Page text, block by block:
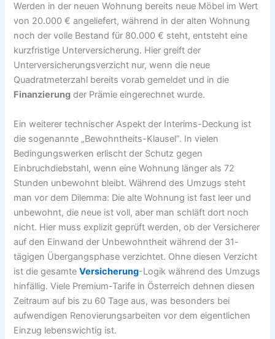
Werden in der neuen Wohnung bereits neue Möbel im Wert
von 20.000 € angeliefert, während in der alten Wohnung
noch der volle Bestand für 80.000 € steht, entsteht eine
kurzfristige Unterversicherung. Hier greift der
Unterversicherungsverzicht nur, wenn die neue
Quadratmeterzahl bereits vorab gemeldet und in die
Finanzierung der Prämie eingerechnet wurde.
Ein weiterer technischer Aspekt der Interims-Deckung ist
die sogenannte „Bewohntheits-Klausel“. In vielen
Bedingungswerken erlischt der Schutz gegen
Einbruchdiebstahl, wenn eine Wohnung länger als 72
Stunden unbewohnt bleibt. Während des Umzugs steht
man vor dem Dilemma: Die alte Wohnung ist fast leer und
unbewohnt, die neue ist voll, aber man schläft dort noch
nicht. Hier muss explizit geprüft werden, ob der Versicherer
auf den Einwand der Unbewohntheit während der 31-
tägigen Übergangsphase verzichtet. Ohne diesen Verzicht
ist die gesamteVersicherung-Logik während des Umzugs
hinfällig. Viele Premium-Tarife in Österreich dehnen diesen
Zeitraum auf bis zu 60 Tage aus, was besonders bei
aufwendigen Renovierungsarbeiten vor dem eigentlichen
Einzug lebenswichtig ist.